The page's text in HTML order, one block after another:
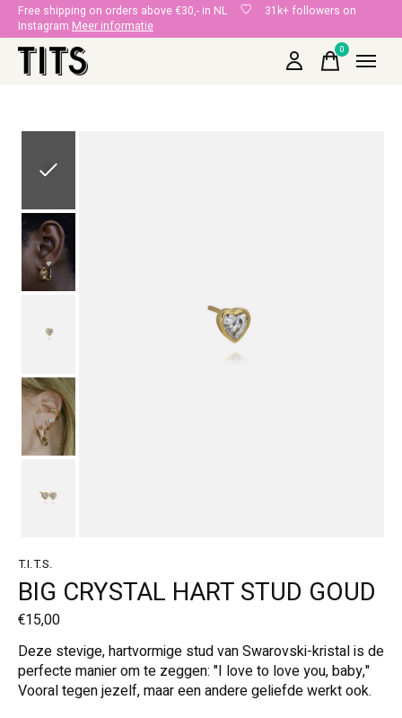
Free shipping on orders above €30,- in NL
31k+ followers on
Instagram Meer informatie
0items
T.I.T.S.
BIG CRYSTAL HART STUD GOUD
€15,00
Deze stevige, hartvormige stud van Swarovski-kristal is de
perfecte manier om te zeggen: "I love to love you, baby,"
Vooral tegen jezelf, maar een andere geliefde werkt ook.